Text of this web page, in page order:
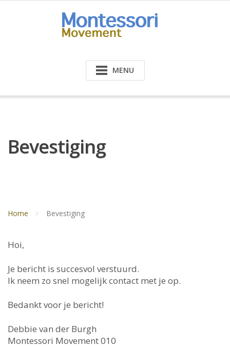
MENU
Bevestiging
Home Bevestiging
Hoi,
Je bericht is succesvol verstuurd.
Ik neem zo snel mogelijk contact met je op.
Bedankt voor je bericht!
Debbie van der Burgh
Montessori Movement 010